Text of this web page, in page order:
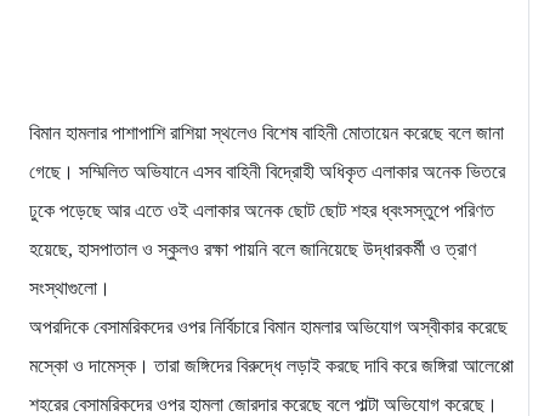
বিমান হামলার পাশাপাশি রাশিয়া স্থলেও বিশেষ বাহিনী মোতায়েন করেছে বলে জানা
গেছে। সম্মিলিত অভিযানে এসব বাহিনী বিদ্রোহী অধিকৃত এলাকার অনেক ভিতরে
ঢুকে পড়েছে আর এতে ওই এলাকার অনেক ছোট ছোট শহর ধ্বংসস্তুপে পরিণত
হয়েছে, হাসপাতাল ও স্কুলও রক্ষা পায়নি বলে জানিয়েছে উদ্ধারকর্মী ও ত্রাণ
সংস্থাগুলো।
অপরদিকে বেসামরিকদের ওপর নির্বিচারে বিমান হামলার অভিযোগ অস্বীকার করেছে
মস্কো ও দামেস্ক। তারা জঙ্গিদের বিরুদ্ধে লড়াই করছে দাবি করে জঙ্গিরা আলেপ্পো
শহরের বেসামরিকদের ওপর হামলা জোরদার করেছে বলে পাল্টা অভিযোগ করেছে।